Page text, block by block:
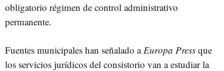
obligatorio régimen de control administrativo
permanente.
Fuentes municipales han señalado a Europa Press que
los servicios jurídicos del consistorio van a estudiar la